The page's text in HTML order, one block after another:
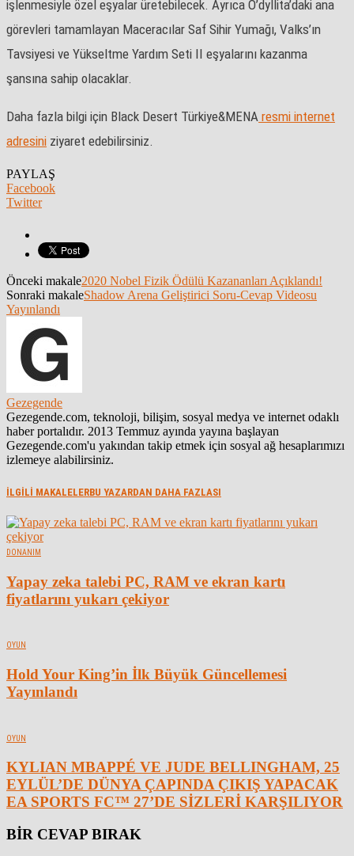
işlenmesiyle özel eşyalar üretebilecek. Ayrıca O’dyllita’daki ana
görevleri tamamlayan Maceracılar Saf Sihir Yumağı, Valks’ın
Tavsiyesi ve Yükseltme Yardım Seti II eşyalarını kazanma
şansına sahip olacaklar.
Daha fazla bilgi için Black Desert Türkiye&MENA resmi internet
adresini ziyaret edebilirsiniz.
PAYLAŞ
Facebook
Twitter
Önceki makale2020 Nobel Fizik Ödülü Kazananları Açıklandı!
Sonraki makaleShadow Arena Geliştirici Soru-Cevap Videosu
Yayınlandı
Gezegende
Gezegende.com, teknoloji, bilişim, sosyal medya ve internet odaklı
haber portalıdır. 2013 Temmuz ayında yayına başlayan
Gezegende.com'u yakından takip etmek için sosyal ağ hesaplarımızı
izlemeye alabilirsiniz.
İLGİLİ MAKALELERBU YAZARDAN DAHA FAZLASI
DONANIM
Yapay zeka talebi PC, RAM ve ekran kartı
fiyatlarını yukarı çekiyor
OYUN
Hold Your King’in İlk Büyük Güncellemesi
Yayınlandı
OYUN
KYLIAN MBAPPÉ VE JUDE BELLINGHAM, 25
EYLÜL’DE DÜNYA ÇAPINDA ÇIKIŞ YAPACAK
EA SPORTS FC™ 27’DE SİZLERİ KARŞILIYOR
BİR CEVAP BIRAK